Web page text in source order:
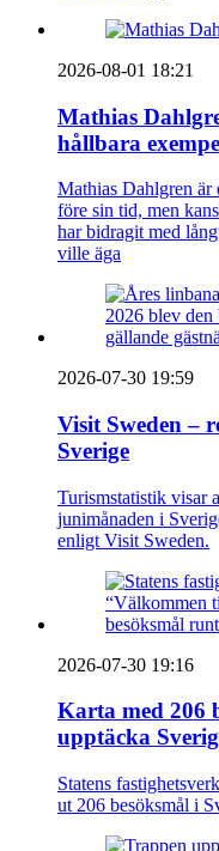
2026-08-01 18:21
Mathias
hållbara
Mathias Dahlgren är
före sin tid, men
har bidragit med
ville äga
2026-07-30 19:59
Visit Sweden –
Sverige
Turismstatistik visar
junimånaden i
enligt Visit Sweden.
2026-07-30 19:16
Karta med 206
upptäcka
Statens
ut 206 besöksmål i